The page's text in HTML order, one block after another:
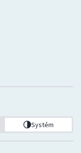
Systém